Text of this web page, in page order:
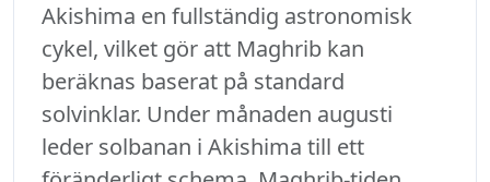
Akishima en fullständig astronomisk
cykel, vilket gör att Maghrib kan
beräknas baserat på standard
solvinklar. Under månaden augusti
leder solbanan i Akishima till ett